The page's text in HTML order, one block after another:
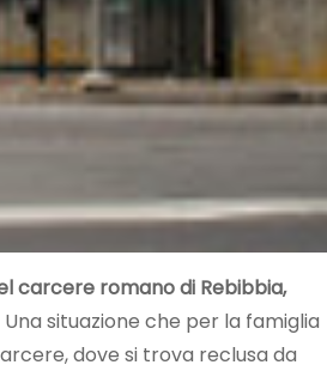
carcere romano di Rebibbia,
situazione che per la famiglia
dove si trova reclusa da